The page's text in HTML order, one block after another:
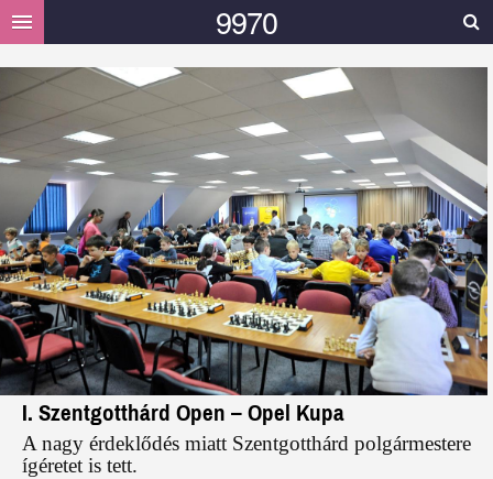
9970
HELYI
HÍREK
MÁSOK MONDTÁK
GALÉRIA
VIDEÓ
TÁMOGATÁS
I. Szentgotthárd Open – Opel Kupa
A nagy érdeklődés miatt Szentgotthárd polgármestere
ígéretet is tett.